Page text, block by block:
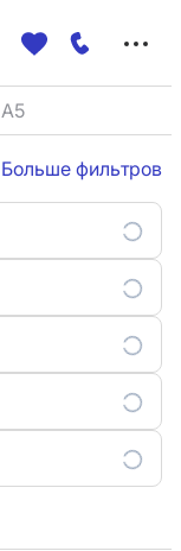
A5
Больше фильтров